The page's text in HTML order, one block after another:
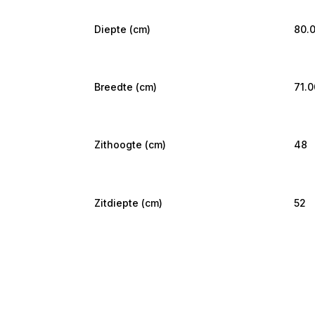
Diepte (cm)
Breedte (cm)
Zithoogte (cm) 48
Zitdiepte (cm) 52